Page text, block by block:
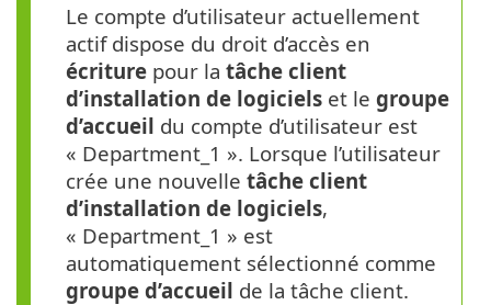
Le compte d’utilisateur actuellement
actif dispose du droit d’accès en
écriture pour la tâche client
d’installation de logiciels et le groupe
d’accueil du compte d’utilisateur est
« Department_1 ». Lorsque l’utilisateur
crée une nouvelle tâche client
d’installation de logiciels,
« Department_1 » est
automatiquement sélectionné comme
groupe d’accueil de la tâche client.